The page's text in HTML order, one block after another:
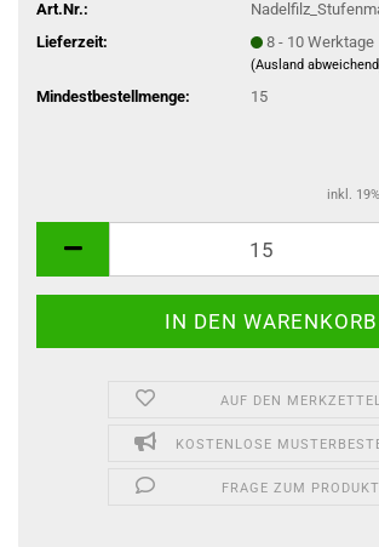
Art.Nr.:
Lieferzeit:
8 - 10 Werktage
(Ausland
Mindestbestellmenge: 15
inkl.
AUF DEN
KOSTENLOSE
FRAGE ZUM PRODUKT